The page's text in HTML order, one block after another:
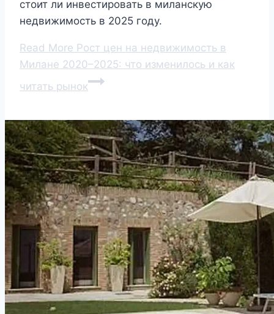
стоит ли инвестировать в миланскую
недвижимость в 2025 году.
Read More Рост цен на недвижимость в
Милане 2020–2025: что изменилось и как
читать рынок